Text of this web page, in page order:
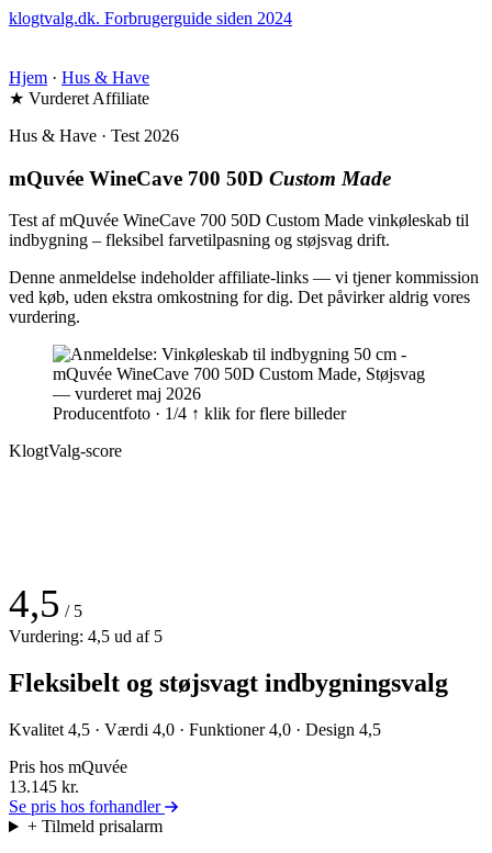
klogtvalg.dk. Forbrugerguide siden 2024
Hjem · Hus & Have
★ Vurderet Affiliate
Hus & Have · Test 2026
mQuvée WineCave 700 50D Custom Made
Test af mQuvée WineCave 700 50D Custom Made vinkøleskab til
indbygning – fleksibel farvetilpasning og støjsvag drift.
Denne anmeldelse indeholder affiliate-links — vi tjener kommission
ved køb, uden ekstra omkostning for dig. Det påvirker aldrig vores
vurdering.
Producentfoto · 1/4 ↑ klik for flere billeder
KlogtValg-score
4,5 / 5
Vurdering: 4,5 ud af 5
Fleksibelt og støjsvagt indbygningsvalg
Kvalitet 4,5 · Værdi 4,0 · Funktioner 4,0 · Design 4,5
Pris hos mQuvée
13.145 kr.
Se pris hos forhandler
+ Tilmeld prisalarm